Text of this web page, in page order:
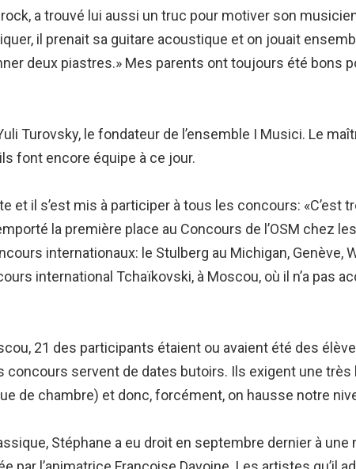
a trouvé lui aussi un truc pour motiver son
il prenait sa guitare acoustique et on jouait
deux piastres.» Mes parents ont toujours été bons
Turovsky, le fondateur de l’ensemble I Musici. Le
font encore équipe à ce jour.
et il s’est mis à participer à tous les concours: «C’est
la première place au Concours de l’OSM chez
internationaux: le Stulberg au Michigan, Genève,
international Tchaïkovski, à Moscou, où il n’a pas
21 des participants étaient ou avaient été des
concours servent de dates butoirs. Ils exigent une très
de chambre) et donc, forcément, on hausse notre
Stéphane a eu droit en septembre dernier à une